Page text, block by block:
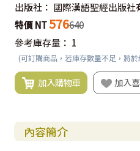
出版社： 國際漢語聖經出版社
特價 NT576640
參考庫存量： 1
(可訂購商品，若庫存數量不足，將
加入購物車 加入
內容簡介